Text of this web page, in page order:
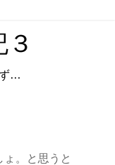
…
。と思うと